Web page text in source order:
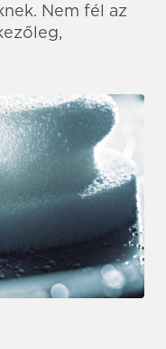
Nem fél az